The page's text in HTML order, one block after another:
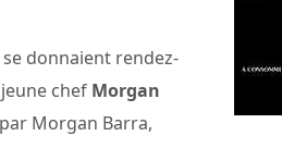
donnaient rendez-
chef Morgan
Morgan Barra,